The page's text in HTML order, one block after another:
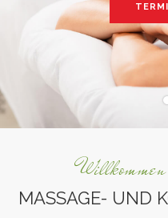
MASSAGE- UND